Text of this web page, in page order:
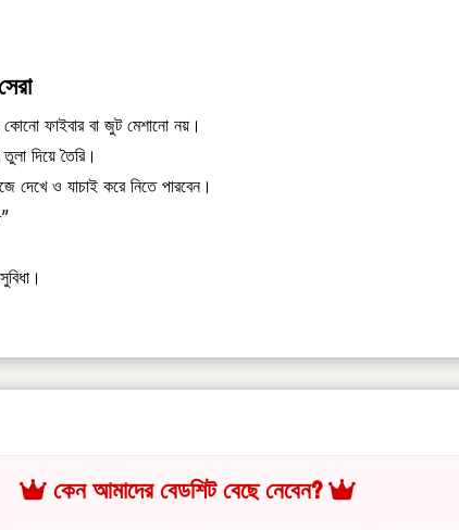
ফাইবার বা জুট মেশানো নয়।
দিয়ে তৈরি।
দেখে ও যাচাই করে নিতে পারবেন।
কেন আমাদের বেডশিট বেছে নেবেন?